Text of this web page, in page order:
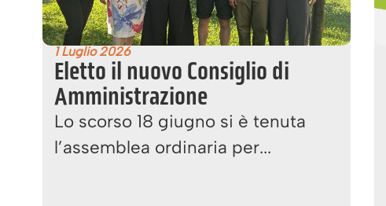
1 Luglio 2026
Eletto il nuovo Consiglio di
Amministrazione
Lo scorso 18 giugno si è tenuta
l’assemblea ordinaria per...